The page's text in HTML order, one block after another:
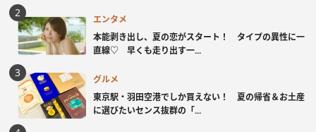
エンタメ
本能剥き出し、夏の恋がスタート！ タイプの異性に一
直線♡ 早くも走り出す一...
グルメ
東京駅・羽田空港でしか買えない！ 夏の帰省＆お土産
に選びたいセンス抜群の「...